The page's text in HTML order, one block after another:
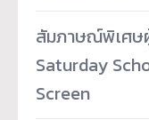
สัมภาษณ์พิเศษ
Saturday
Screen